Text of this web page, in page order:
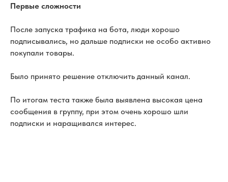
Первые сложности
После запуска трафика на бота, люди хорошо
подписывались, но дальше подписки не особо активно
покупали товары.
Было принято решение отключить данный канал.
По итогам теста также была выявлена высокая цена
сообщения в группу, при этом очень хорошо шли
подписки и наращивался интерес.